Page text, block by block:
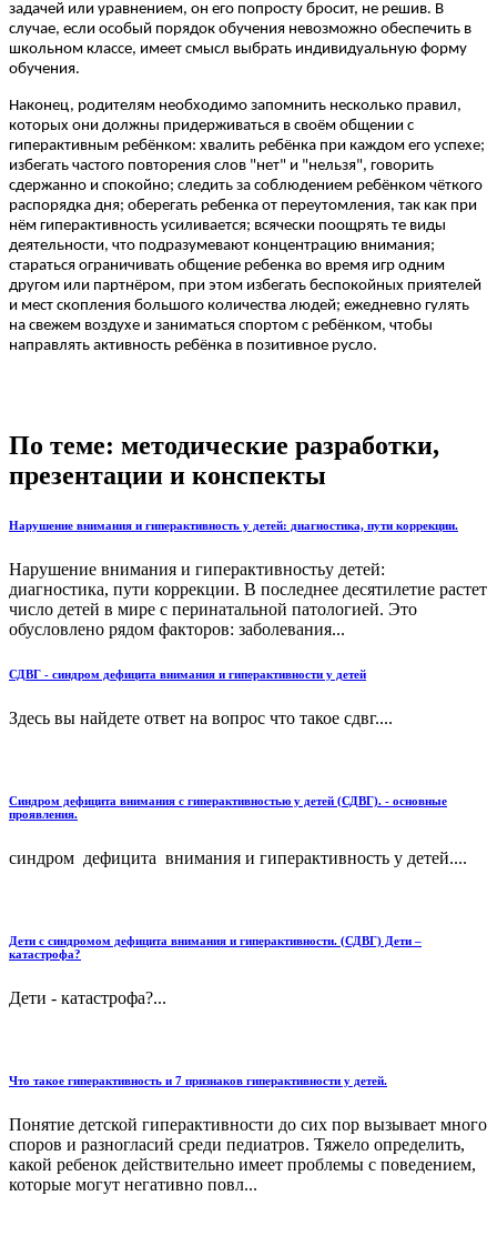
задачей или уравнением, он его попросту бросит, не решив. В
случае, если особый порядок обучения невозможно обеспечить в
школьном классе, имеет смысл выбрать индивидуальную форму
обучения.
Наконец, родителям необходимо запомнить несколько правил,
которых они должны придерживаться в своём общении с
гиперактивным ребёнком: хвалить ребёнка при каждом его успехе;
избегать частого повторения слов "нет" и "нельзя", говорить
сдержанно и спокойно; следить за соблюдением ребёнком чёткого
распорядка дня; оберегать ребенка от переутомления, так как при
нём гиперактивность усиливается; всячески поощрять те виды
деятельности, что подразумевают концентрацию внимания;
стараться ограничивать общение ребенка во время игр одним
другом или партнёром, при этом избегать беспокойных приятелей
и мест скопления большого количества людей; ежедневно гулять
на свежем воздухе и заниматься спортом с ребёнком, чтобы
направлять активность ребёнка в позитивное русло.
По теме: методические разработки,
презентации и конспекты
Нарушение внимания и гиперактивность у детей: диагностика, пути коррекции.
Нарушение внимания и гиперактивностьу детей:
диагностика, пути коррекции. В последнее десятилетие растет
число детей в мире с перинатальной патологией. Это
обусловлено рядом факторов: заболевания...
СДВГ - синдром дефицита внимания и гиперактивности у детей
Здесь вы найдете ответ на вопрос что такое сдвг....
Синдром дефицита внимания с гиперактивностью у детей (СДВГ). - основные
проявления.
синдром дефицита внимания и гиперактивность у детей....
Дети с синдромом дефицита внимания и гиперактивности. (СДВГ) Дети –
катастрофа?
Дети - катастрофа?...
Что такое гиперактивность и 7 признаков гиперактивности у детей.
Понятие детской гиперактивности до сих пор вызывает много
споров и разногласий среди педиатров. Тяжело определить,
какой ребенок действительно имеет проблемы с поведением,
которые могут негативно повл...